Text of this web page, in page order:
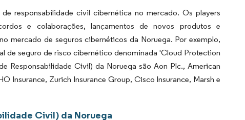
responsabilidade civil cibernética no mercado. Os players
e colaborações, lançamentos de novos produtos e
mercado de seguros cibernéticos da Noruega. Por exemplo,
de seguro de risco cibernético denominada 'Cloud Protection
Responsabilidade Civil) da Noruega são Aon Plc., American
Insurance, Zurich Insurance Group, Cisco Insurance, Marsh e
Civil) da Noruega